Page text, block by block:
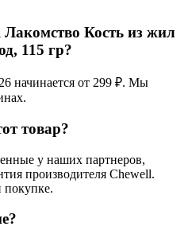
Лакомство Кость из жил
115 гр?
начинается от 299 ₽. Мы
товар?
у наших партнеров,
производителя Chewell.
покупке.